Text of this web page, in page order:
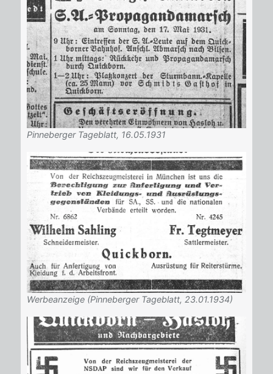
Pinneberger Tageblatt, 16.05.1931
Werbeanzeige (Pinneberger Tageblatt, 23.01.1934)